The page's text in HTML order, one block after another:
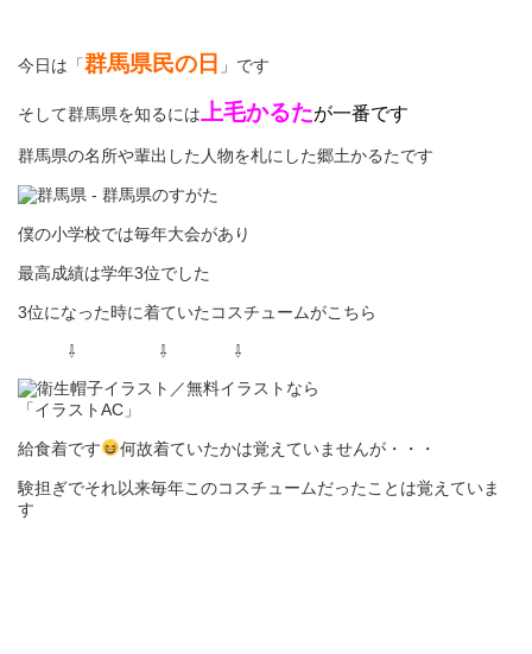
今日は「群馬県民の日 」です
そして群馬県を知るには上毛かるたが一番です
群馬県の名所や輩出した人物を札にした郷土かるたです
僕の小学校では毎年大会があり
最高成績は学年3位でした
3位になった時に着ていたコスチュームがこちら
⇩ ⇩ ⇩
給食着です 何故着ていたかは覚えていませんが・・・
験担ぎでそれ以来毎年このコスチュームだったことは覚えていま
す